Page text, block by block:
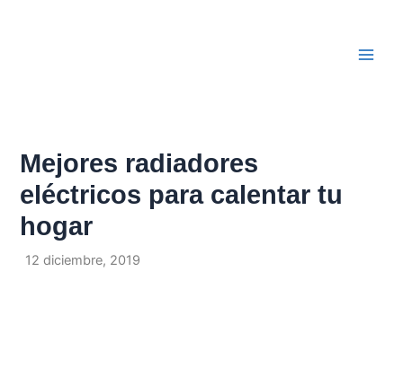
Mejores radiadores
eléctricos para calentar tu
hogar
12 diciembre, 2019